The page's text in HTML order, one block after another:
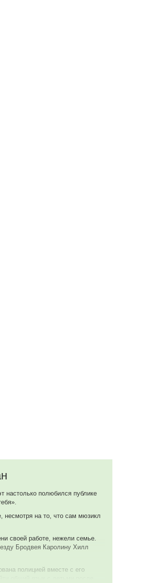
настолько полюбился публике
несмотря на то, что сам мюзикл
своей работе, нежели семье.
Бродвея Каролину Хилл
полицией вместе с его